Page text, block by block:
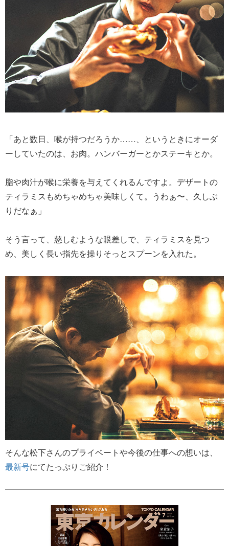
「あと数日、喉が持つだろうか……、というときにオーダ
ーしていたのは、お肉。ハンバーガーとかステーキとか。
脂や肉汁が喉に栄養を与えてくれるんですよ。デザートの
ティラミスもめちゃめちゃ美味しくて。うわぁ〜、久しぶ
りだなぁ」
そう言って、慈しむような眼差しで、ティラミスを見つ
め、美しく長い指先を操りそっとスプーンを入れた。
そんな松下さんのプライベートや今後の仕事への想いは、
最新号にてたっぷりご紹介！